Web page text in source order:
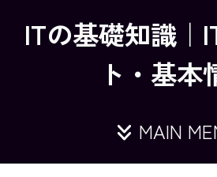
ITの基礎知識｜
ト・基本
MAIN